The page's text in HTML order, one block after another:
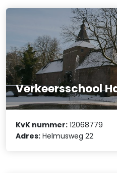
Verkeersschool
KvK nummer: 12068779
Adres: Helmusweg 22